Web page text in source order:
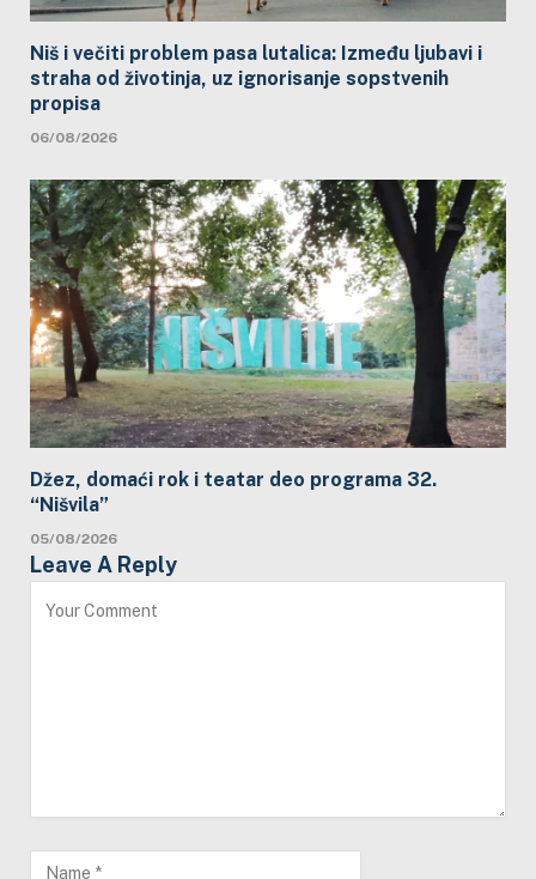
Niš i večiti problem pasa lutalica: Između ljubavi i
straha od životinja, uz ignorisanje sopstvenih
propisa
06/08/2026
Džez, domaći rok i teatar deo programa 32.
“Nišvila”
05/08/2026
Leave A Reply